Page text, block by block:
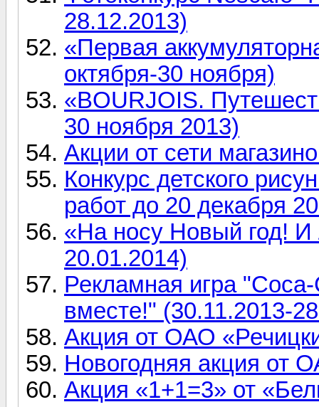
28.12.2013)
«Первая
октября-30 ноября)
«BOURJOIS.
30 ноября 2013)
Акции от сети
Конкурс детского
работ до 20 декабря
«На носу Новый год! И
20.01.2014)
Рекламная игра
вместе!" (30.11.2013-
Акция от ОАО
Новогодняя акция от
Акция «1+1=3» от